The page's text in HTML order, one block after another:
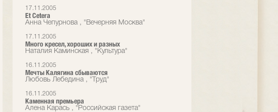
17.11.2005
Et Сetera
Анна Чепурнова , "Вечерняя Москва"
17.11.2005
Много кресел, хороших и разных
Наталия Каминская , "Культура"
16.11.2005
Мечты Калягина сбываются
Любовь Лебедина , "Труд"
16.11.2005
Каменная премьера
Алена Карась , "Российская газета"